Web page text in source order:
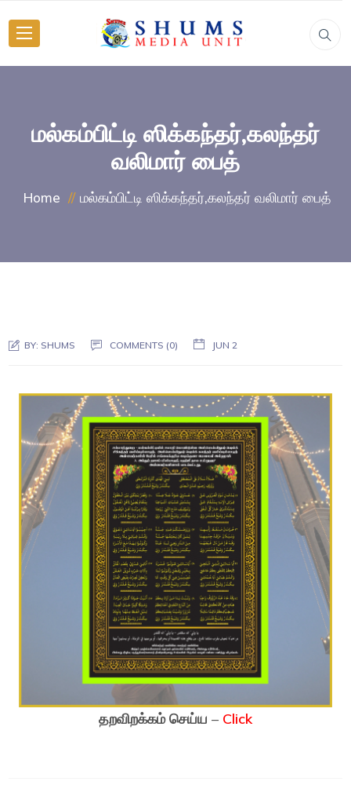
மல்கம்பிட்டி ஸிக்கந்தர்,கலந்தர்
வலிமார் பைத்
Home மல்கம்பிட்டி ஸிக்கந்தர்,கலந்தர் வலிமார் பைத்
BY: SHUMS COMMENTS (0) JUN 2
தறவிறக்கம் செய்ய – Click